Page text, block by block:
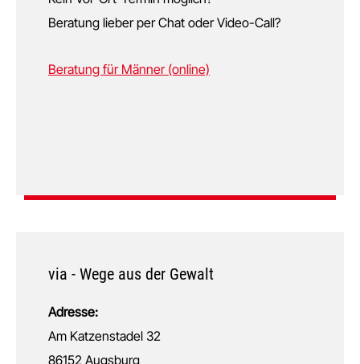
Beratung lieber per Chat oder Video-Call?
Beratung für Männer (online)
via - Wege aus der Gewalt
Adresse:
Am Katzenstadel 32
86152 Augsburg